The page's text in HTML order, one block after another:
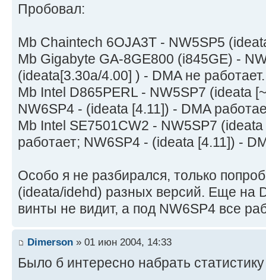
Пробовал:
Мb Chaintech 6OJA3T - NW5SP5
Мb Gigabyte GA-8GE800 (i845GE) -
(ideata[3.30a/4.00] ) - DMA не работает.
Mb Intel D865PERL - NW5SP7 (ideata
NW6SP4 - (ideata [4.11]) - DMA
Mb Intel SE7501CW2 - NW5SP7
работает; NW6SP4 - (ideata [4.11]) -
Особо я не разбирался, только
(ideata/idehd) разных версий. Еще на
винты не видит, а под NW6SP4 все
Dimerson » 01 июн 2004, 14:33
Было б интересно набрать